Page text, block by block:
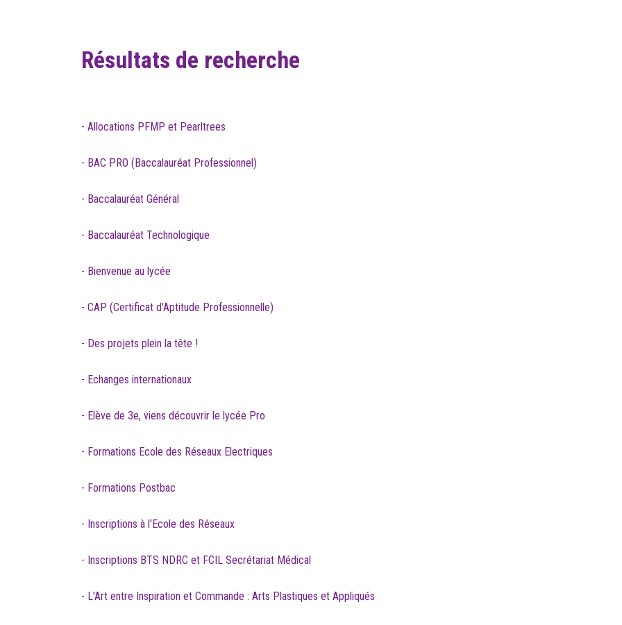
Résultats de recherche
- Allocations PFMP et Pearltrees
- BAC PRO (Baccalauréat Professionnel)
- Baccalauréat Général
- Baccalauréat Technologique
- Bienvenue au lycée
- CAP (Certificat d'Aptitude Professionnelle)
- Des projets plein la tête !
- Echanges internationaux
- Elève de 3e, viens découvrir le lycée Pro
- Formations Ecole des Réseaux Electriques
- Formations Postbac
- Inscriptions à l'Ecole des Réseaux
- Inscriptions BTS NDRC et FCIL Secrétariat Médical
- L'Art entre Inspiration et Commande : Arts Plastiques et Appliqués